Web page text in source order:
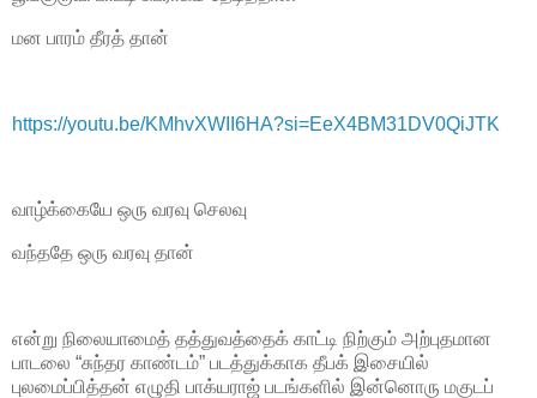
மன பாரம் தீரத் தான்
https://youtu.be/KMhvXWII6HA?si=EeX4BM31DV0QiJTK
வாழ்க்கையே ஒரு வரவு செலவு
வந்ததே ஒரு வரவு தான்
என்று நிலையாமைத் தத்துவத்தைக் காட்டி நிற்கும் அற்புதமான
பாடலை “சுந்தர காண்டம்” படத்துக்காக தீபக் இசையில்
புலமைப்பித்தன் எழுதி பாக்யராஜ் படங்களில் இன்னொரு மகுடப்